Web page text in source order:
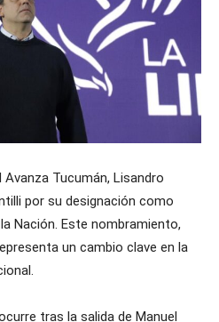
Tucumán, Lisandro
por su designación como
Nación. Este nombramiento,
un cambio clave en la
tras la salida de Manuel